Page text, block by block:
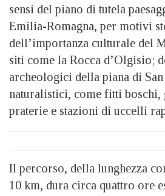
sensi del piano di tutela
Emilia-Romagna, per motivi
dell’importanza culturale del
siti come la Rocca d’Olgisio;
archeologici della piana di
naturalistici, come fitti boschi,
praterie e stazioni di uccelli
Il percorso, della lunghezza
10 km, dura circa quattro ore